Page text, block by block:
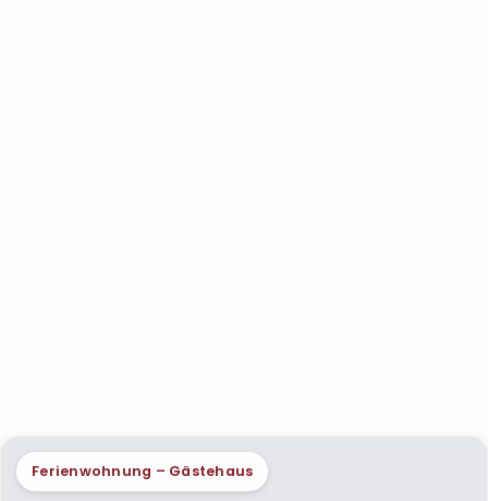
Ferienwohnung – Gästehaus